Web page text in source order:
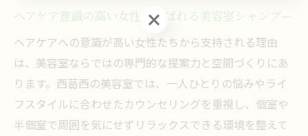
ヘアケア意識の高い女性に選ばれる美容室シャンプー
ヘアケアへの意識が高い女性たちから支持される理由
は、美容室ならではの専門的な提案力と空間づくりにあ
ります。西葛西の美容室では、一人ひとりの悩みやライ
フスタイルに合わせたカウンセリングを重視し、個室や
半個室で周囲を気にせずリラックスできる環境を整えて
お問い合わせはこちら